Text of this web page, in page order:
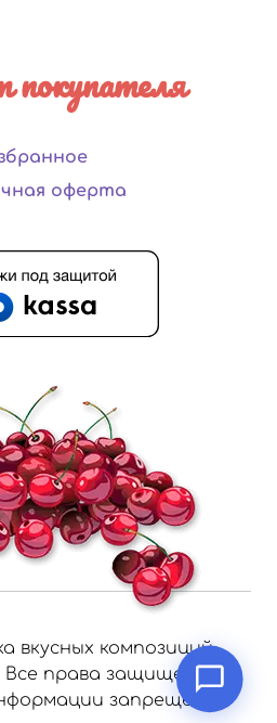
оферта
вкусных композиций
Все права защищены.
запрещено.